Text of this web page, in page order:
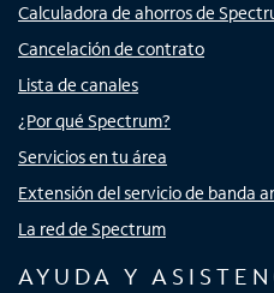
Calculadora de ahorros de
Cancelación de contrato
Lista de canales
¿Por qué Spectrum?
Servicios en tu área
Extensión del servicio de banda
La red de Spectrum
AYUDA Y